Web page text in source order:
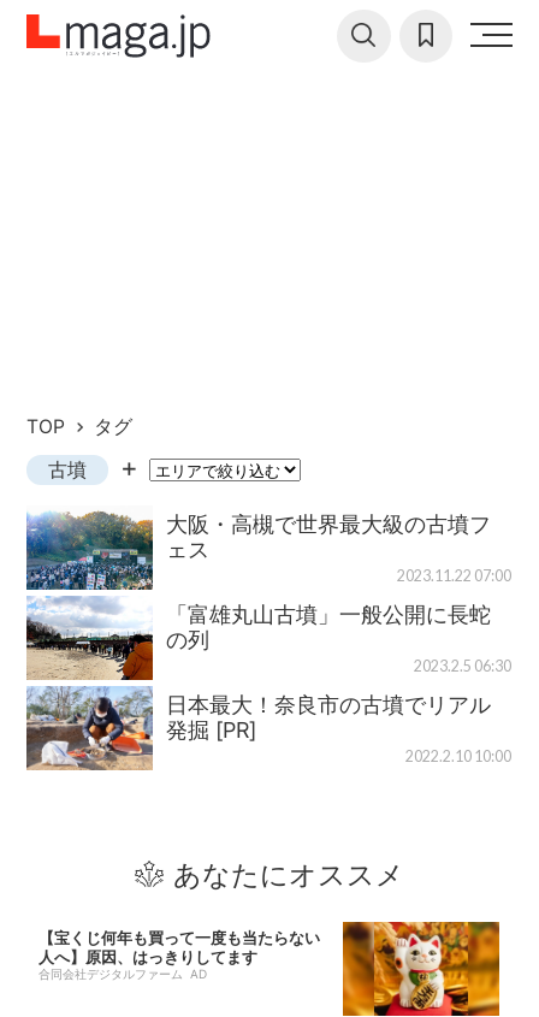
TOP
タグ
古墳
大阪・高槻で世界最大級の古墳フ
ェス
2023.11.22 07:00
「富雄丸山古墳」一般公開に長蛇
の列
2023.2.5 06:30
日本最大！奈良市の古墳でリアル
発掘 [PR]
2022.2.10 10:00
あなたにオススメ
【宝くじ何年も買って一度も当たらない
人へ】原因、はっきりしてます
合同会社デジタルファーム AD